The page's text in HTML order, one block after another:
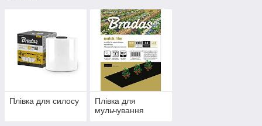
Плівка для силосу
Плівка для
мульчування